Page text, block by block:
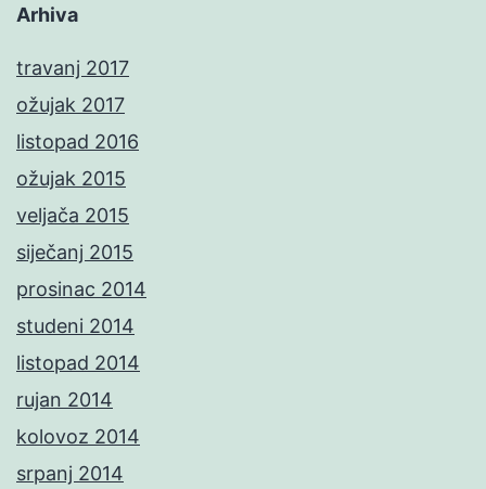
Arhiva
travanj 2017
ožujak 2017
listopad 2016
ožujak 2015
veljača 2015
siječanj 2015
prosinac 2014
studeni 2014
listopad 2014
rujan 2014
kolovoz 2014
srpanj 2014